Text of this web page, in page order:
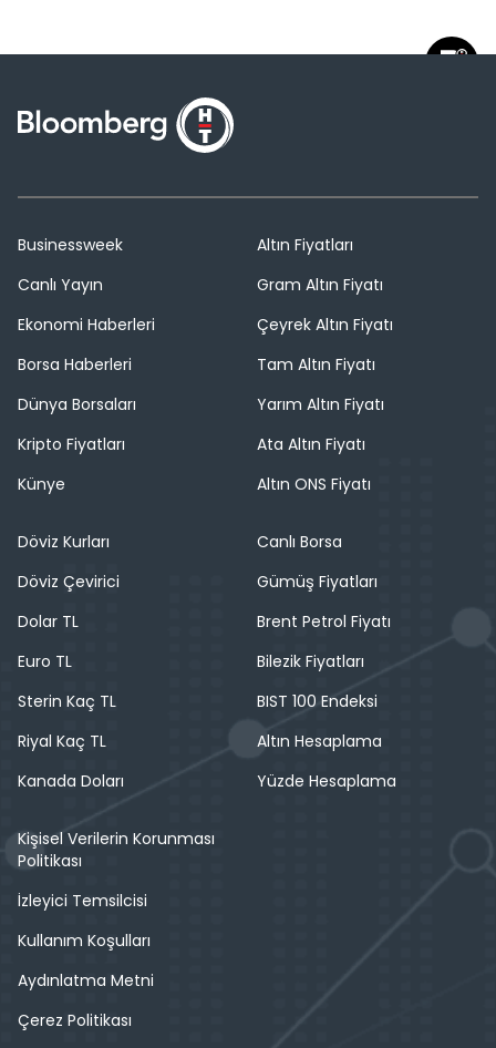
Businessweek
Canlı Yayın
Ekonomi Haberleri
Borsa Haberleri
Dünya Borsaları
Kripto Fiyatları
Künye
Altın Fiyatları
Gram Altın Fiyatı
Çeyrek Altın Fiyatı
Tam Altın Fiyatı
Yarım Altın Fiyatı
Ata Altın Fiyatı
Altın ONS Fiyatı
Döviz Kurları
Döviz Çevirici
Dolar TL
Euro TL
Sterin Kaç TL
Riyal Kaç TL
Kanada Doları
Canlı Borsa
Gümüş Fiyatları
Brent Petrol Fiyatı
Bilezik Fiyatları
BIST 100 Endeksi
Altın Hesaplama
Yüzde Hesaplama
Kişisel Verilerin Korunması
Politikası
İzleyici Temsilcisi
Kullanım Koşulları
Aydınlatma Metni
Çerez Politikası